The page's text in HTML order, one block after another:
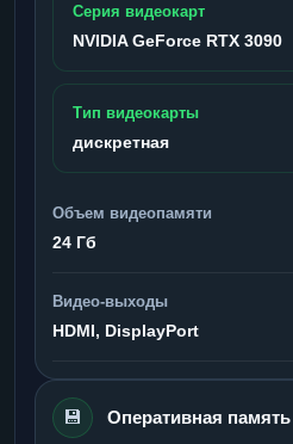
Серия видеокарт
NVIDIA GeForce RTX 3090
Тип видеокарты
дискретная
Объем видеопамяти
24 Гб
Видео-выходы
HDMI, DisplayPort
💾 Оперативная память